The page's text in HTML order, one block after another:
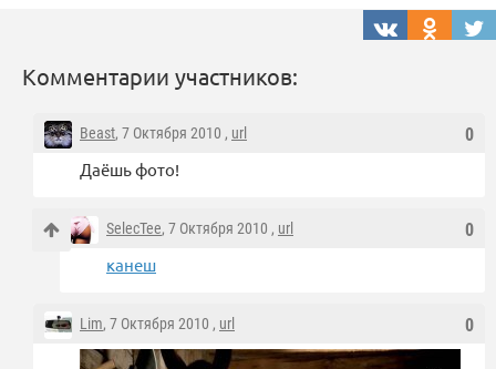
Комментарии участников:
0
Beast, 7 Октября 2010 , url
Даёшь фото!
0
SelecTee, 7 Октября 2010 , url
канеш
0
Lim, 7 Октября 2010 , url